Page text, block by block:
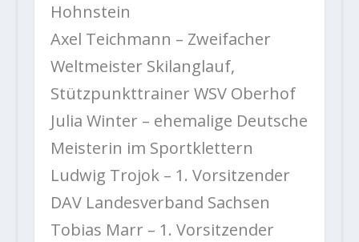
Hohnstein
Axel Teichmann – Zweifacher
Weltmeister Skilanglauf,
Stützpunkttrainer WSV Oberhof
Julia Winter – ehemalige Deutsche
Meisterin im Sportklettern
Ludwig Trojok – 1. Vorsitzender
DAV Landesverband Sachsen
Tobias Marr – 1. Vorsitzender